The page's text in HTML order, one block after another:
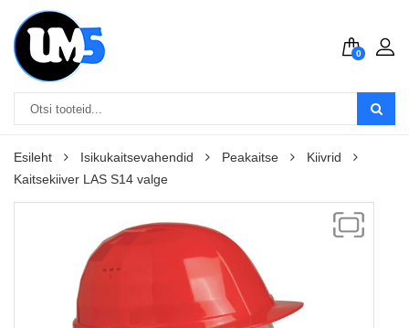
0
Esileht Isikukaitsevahendid Peakaitse
Kiivrid
Kaitsekiiver LAS S14 valge